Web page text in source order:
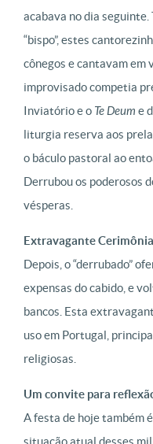
acabava no dia
“bispo”, estes
cônegos e cantavam em
improvisado competia
Inviatório e o Te Deum e
liturgia reserva aos
o báculo pastoral ao
Derrubou os poderosos
vésperas.
Extravagante Cerimônia
Depois, o “derrubado”
expensas do cabido, e
bancos. Esta
uso em Portugal,
religiosas.
Um convite para
A festa de hoje também
situação atual desses